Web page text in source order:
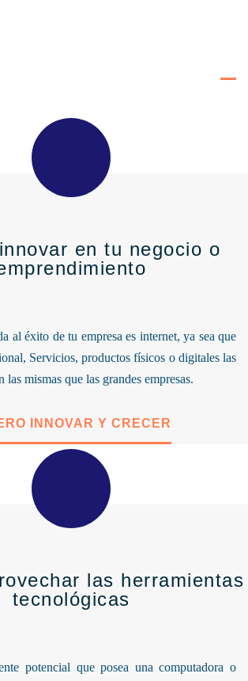
en tu negocio o
al éxito de tu empresa es internet, ya sea que
Servicios, productos físicos o digitales las
las mismas que las grandes empresas.
INNOVAR Y CRECER
las herramientas
tecnológicas
potencial que posea una computadora o